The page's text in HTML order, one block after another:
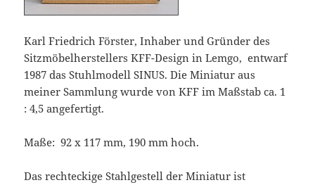
Karl Friedrich Förster, Inhaber und Gründer des
Sitzmöbelherstellers KFF-Design in Lemgo, entwarf
1987 das Stuhlmodell SINUS. Die Miniatur aus
meiner Sammlung wurde von KFF im Maßstab ca. 1
: 4,5 angefertigt.
Maße: 92 x 117 mm, 190 mm hoch.
Das rechteckige Stahlgestell der Miniatur ist